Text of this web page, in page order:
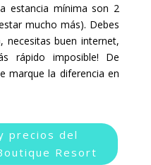
estancia mínima son 2
mucho más). Debes
buen internet,
rápido imposible! De
marque la diferencia en
precios del
Resort